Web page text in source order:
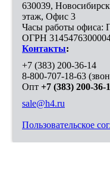
630039, Новосибирск
этаж, Офис 3
Часы работы офиса:
ОГРН
Контакты:
+7 (383) 200-36-14
8-800-707-18-63
Опт +7 (383) 200-36-
sale@h4.ru
Пользовательское